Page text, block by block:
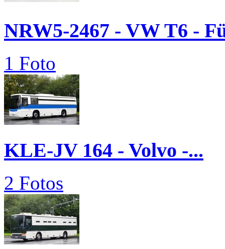
NRW5-2467 - VW T6 -
1 Foto
KLE-JV 164 - Volvo -...
2 Fotos